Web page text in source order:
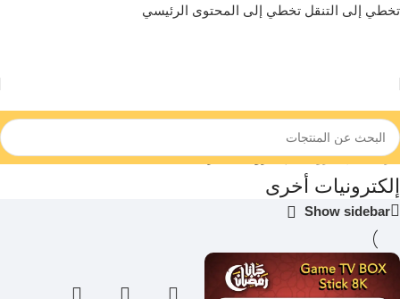
تخطي إلى التنقل تخطي إلى المحتوى الرئيسي
الرئيسية/إلكترونيات/إلكترونيات أخرى
إلكترونيات أخرى
Show sidebar